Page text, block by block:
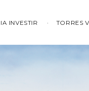
INVESTIR TORRES